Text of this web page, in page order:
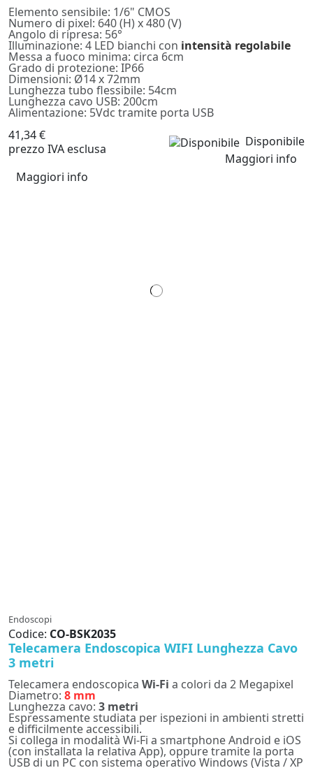
Elemento sensibile: 1/6" CMOS
Numero di pixel: 640 (H) x 480 (V)
Angolo di ripresa: 56°
Illuminazione: 4 LED bianchi con intensità regolabile
Messa a fuoco minima: circa 6cm
Grado di protezione: IP66
Dimensioni: Ø14 x 72mm
Lunghezza tubo flessibile: 54cm
Lunghezza cavo USB: 200cm
Alimentazione: 5Vdc tramite porta USB
41,34 €
prezzo IVA esclusa
Disponibile
Maggiori info
Maggiori info
Endoscopi
Codice: CO-BSK2035
Telecamera Endoscopica WIFI Lunghezza Cavo
3 metri
Telecamera endoscopica Wi-Fi a colori da 2 Megapixel
Diametro: 8 mm
Lunghezza cavo: 3 metri
Espressamente studiata per ispezioni in ambienti stretti
e difficilmente accessibili.
Si collega in modalità Wi-Fi a smartphone Android e iOS
(con installata la relativa App), oppure tramite la porta
USB di un PC con sistema operativo Windows (Vista / XP